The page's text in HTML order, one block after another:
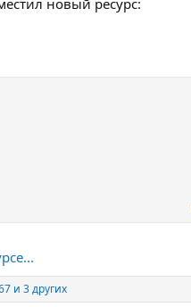
новый ресурс:
и 3 других